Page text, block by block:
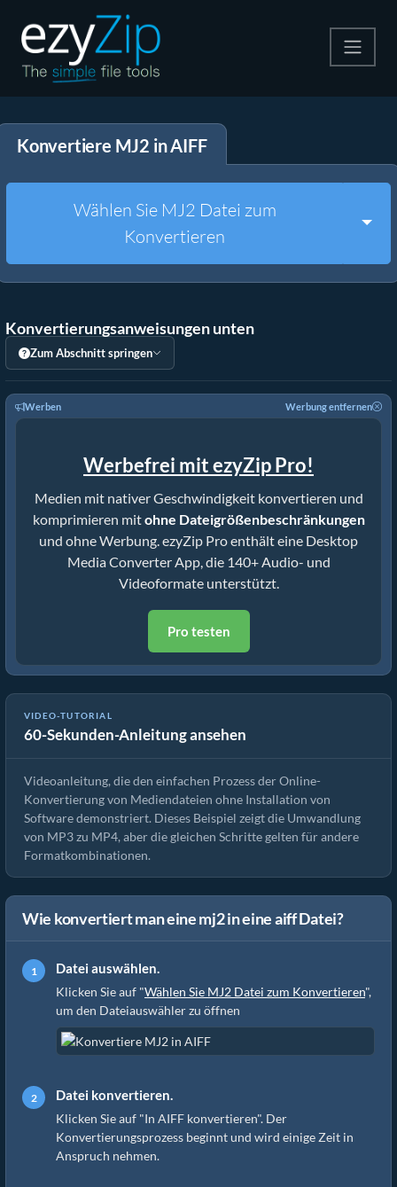
Entpacken
Konvertiere MJ2 in AIFF
Wählen Sie MJ2 Datei zum
Konvertieren
Konvertierungsanweisungen unten
Zum Abschnitt springen
Werben Werbung entfernen
Werbefrei mit ezyZip Pro!
Medien mit nativer Geschwindigkeit konvertieren und
komprimieren mitohne Dateigrößenbeschränkungen
und ohne Werbung. ezyZip Pro enthält eine Desktop
Media Converter App, die 140+ Audio- und
Videoformate unterstützt.
Pro testen
VIDEO-TUTORIAL
60-Sekunden-Anleitung ansehen
Wie man Mediendateien konvertiert
Videoanleitung, die den einfachen Prozess der Online-
Konvertierung von Mediendateien ohne Installation von
Software demonstriert. Dieses Beispiel zeigt die Umwandlung
von MP3 zu MP4, aber die gleichen Schritte gelten für andere
Formatkombinationen.
Wie konvertiert man eine mj2 in eine aiff Datei?
Datei auswählen.
Klicken Sie auf "Wählen Sie MJ2 Datei zum Konvertieren",
um den Dateiauswähler zu öffnen
Datei konvertieren.
Klicken Sie auf "In AIFF konvertieren". Der
Konvertierungsprozess beginnt und wird einige Zeit in
Anspruch nehmen.